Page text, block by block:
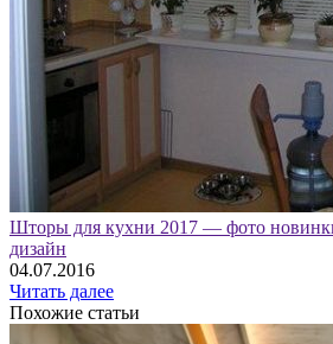
Шторы для кухни 2017 — фото
дизайн
04.07.2016
Читать далее
Похожие статьи